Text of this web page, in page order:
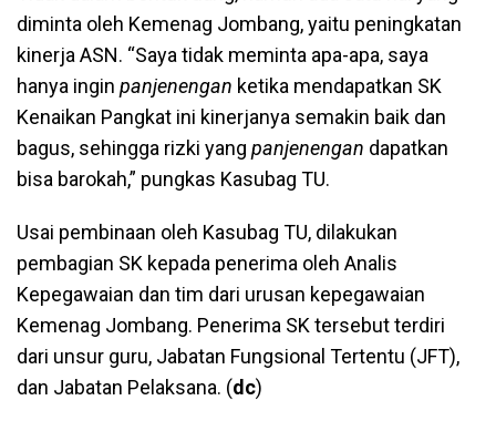
diminta oleh Kemenag Jombang, yaitu peningkatan
kinerja ASN. “Saya tidak meminta apa-apa, saya
hanya ingin panjenengan ketika mendapatkan SK
Kenaikan Pangkat ini kinerjanya semakin baik dan
bagus, sehingga rizki yang panjenengan dapatkan
bisa barokah,” pungkas Kasubag TU.
Usai pembinaan oleh Kasubag TU, dilakukan
pembagian SK kepada penerima oleh Analis
Kepegawaian dan tim dari urusan kepegawaian
Kemenag Jombang. Penerima SK tersebut terdiri
dari unsur guru, Jabatan Fungsional Tertentu (JFT),
dan Jabatan Pelaksana. (dc)